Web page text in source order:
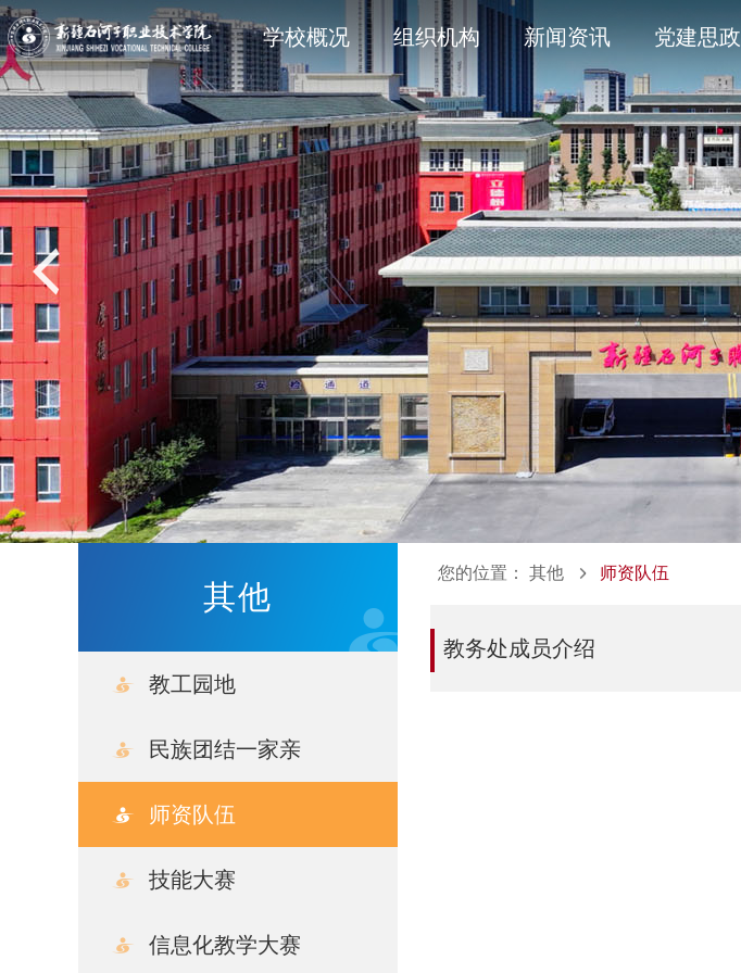
学校概况
学院简介 现任领导
校风校训
组织机构 新闻资讯
石职动态 院部风采
媒体关注 石职印象 平安校园
党建思政
党建专题 思政育人
教学动态 双创教育 产教融合
语言文字建设
学工处 共青团工作
科研动态 创新服务平台
科协技术学会
招生专题 就业专题
信息公开法规与制度 主动公开清单目录
信息公开其它
其他
教工园地
民族团结一家亲
文件学习
学院活动
师资队伍
技能大赛
信息化教学大赛
您的位置： 其他 师资队伍
教务处成员介绍